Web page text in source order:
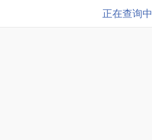
正在查询中